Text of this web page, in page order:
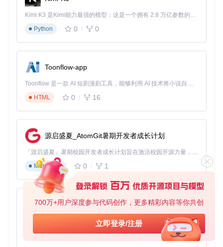
700万+用户深度参与代码创作，更多精彩内容等你共创
立即登录/注册
：COLMAP的重建流程分为四个主要阶段：图像导入
与特征提取、特征匹配与几何验证、稀疏重建（相机姿态与三
维点云估计）、稠密重建（深度图计算与网格生成）。
graph TD
    A[图像采集] --> B[特征提取<br>SIFT/AKAZE算法]
    B --> C[特征匹配<br>暴力匹配/FLANN]
    D --> E[稀疏重建<br>光束平差法优化]
    E --> F[稠密重建<br>深度图融合]
应用要点 ：
特征提取阶段：对于纹理丰富的场景可降低特征点数量，提
高速度
匹配阶段：启用地理坐标匹配可提升大场景重建的鲁棒性
稀疏重建：优先使用增量式重建，对图像数量多的场景更稳
稠密重建：根据场景复杂度调整深度图分辨率和一致性检查
阈值
2.2 参数优化突破：关键参数的决策树选择法
：COLMAP的参数设置直接影响重建质量和效率。通
Kimi K3 是Kimi能力最强的模型：这是一个拥有 2.8 万亿参数的混合专家（MoE）模型，具备原生视觉理解能力，并支持 100 万 token 的上下文窗口。
Python
0 0
Toonflow-app
Toonflow 是一款 AI 短剧漫剧工具，能够利用 AI 技术将小说自动转化为剧本，并结合 AI 生成的图片和视频，实现高效的短剧创作。借助 Toonflow，可以轻松完成从文字到影像的全流程，让短剧制作变得更加智能与便捷。
HTML
0 16
源启盛夏_AtomGit暑期开发者成长计划
「源启盛夏」暑期校园开发者成长计划旨在激活校园开源力量，通过积分激励、认证扶持、资源倾斜等形式，引导高校组织和开发者完成「入驻 — 建项目 — 做贡献 — 获认证 — 得资源」的完整闭环。无论你是想带领社团入驻平台的组织者，还是希望用代码贡献证明自己的开发者，都能在这里找到属于你的成长路径。
Markdown
0 1
AionUi
免费、本地、开源的 24/7 全天候 Cowork 应用，以及适用于 Gemini CLI、Claude Code、Codex、OpenCode、Qwen Code、Goose CLI、Auggie 等的 OpenClaw | 🌟 喜欢就点star吧
TypeScript
0 6